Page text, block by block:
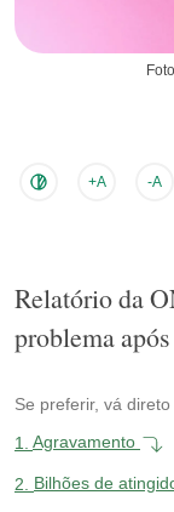
+A -A
Relatório da
problema
Se preferir, vá
1. Agravamento
2. Bilhões de